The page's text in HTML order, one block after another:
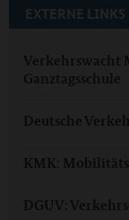
EXTERNE LINKS
Verkehrswacht
Ganztagsschule
Deutsche
KMK:
DGUV: